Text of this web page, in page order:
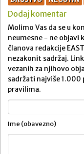
Dodaj komentar
Molimo Vas da se u
neumesne - ne objavi
članova redakcije
nezakonit sadržaj.
vezanih za njihovo
sadržati najviše
pravilima.
Ime (obavezno)